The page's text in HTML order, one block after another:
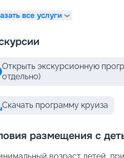
все услуги
Открыть экскурсионную
отдельно)
Скачать программу круиза
размещения с